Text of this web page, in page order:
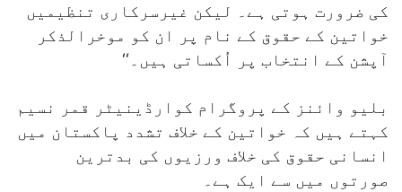
کی ضرورت ہوتی ہے۔ لیکن غیرسرکاری تنظیمیں
خواتین کے حقوق کے نام پر ان کو موخرالذکر
آپشن کے انتخاب پر اُکساتی ہیں۔‘‘
بلیو وائنز کے پروگرام کوارڈینیٹر قمر نسیم
کہتے ہیں کہ خواتین کے خلاف تشدد پاکستان میں
انسانی حقوق کی خلاف ورزیوں کی بدترین
صورتوں میں سے ایک ہے۔